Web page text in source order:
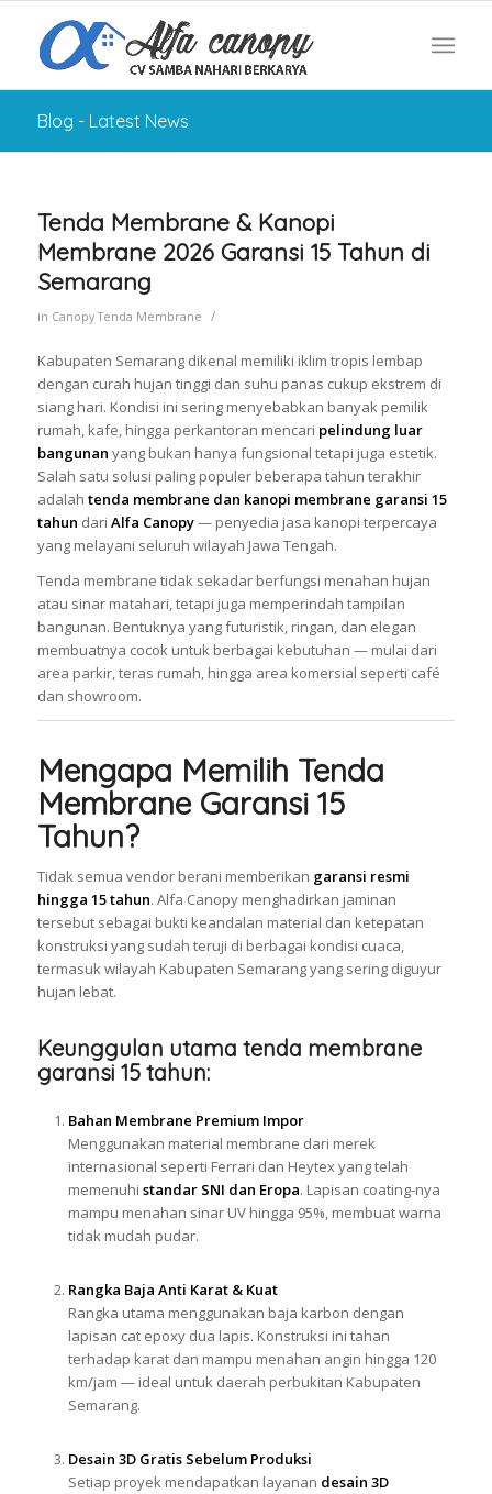
Blog - Latest News
Tenda Membrane & Kanopi
Membrane 2026 Garansi 15 Tahun di
Semarang
in Canopy Tenda Membrane /
Kabupaten Semarang dikenal memiliki iklim tropis lembap
dengan curah hujan tinggi dan suhu panas cukup ekstrem di
siang hari. Kondisi ini sering menyebabkan banyak pemilik
rumah, kafe, hingga perkantoran mencari pelindung luar
bangunan yang bukan hanya fungsional tetapi juga estetik.
Salah satu solusi paling populer beberapa tahun terakhir
adalah tenda membrane dan kanopi membrane garansi 15
tahun dari Alfa Canopy— penyedia jasa kanopi terpercaya
yang melayani seluruh wilayah Jawa Tengah.
Tenda membrane tidak sekadar berfungsi menahan hujan
atau sinar matahari, tetapi juga memperindah tampilan
bangunan. Bentuknya yang futuristik, ringan, dan elegan
membuatnya cocok untuk berbagai kebutuhan — mulai dari
area parkir, teras rumah, hingga area komersial seperti café
dan showroom.
Mengapa Memilih Tenda
Membrane Garansi 15
Tahun?
Tidak semua vendor berani memberikan garansi resmi
hingga 15 tahun. Alfa Canopy menghadirkan jaminan
tersebut sebagai bukti keandalan material dan ketepatan
konstruksi yang sudah teruji di berbagai kondisi cuaca,
termasuk wilayah Kabupaten Semarang yang sering diguyur
hujan lebat.
Keunggulan utama tenda membrane
garansi 15 tahun:
Bahan Membrane Premium Impor
Menggunakan material membrane dari merek
internasional seperti Ferrari dan Heytex yang telah
memenuhi standar SNI dan Eropa. Lapisan coating-nya
mampu menahan sinar UV hingga 95%, membuat warna
tidak mudah pudar.
Rangka Baja Anti Karat & Kuat
Rangka utama menggunakan baja karbon dengan
lapisan cat epoxy dua lapis. Konstruksi ini tahan
terhadap karat dan mampu menahan angin hingga 120
km/jam — ideal untuk daerah perbukitan Kabupaten
Semarang.
Desain 3D Gratis Sebelum Produksi
Setiap proyek mendapatkan layanan desain 3D